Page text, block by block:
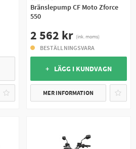
Bränslepump CF Moto Zforce
550
2 562 kr (ink. moms)
BESTÄLLNINGSVARA
+ LÄGG I KUNDVAGN
MER INFORMATION